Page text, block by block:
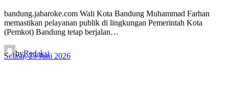
bandung.jabaroke.com Wali Kota Bandung Muhammad Farhan
memastikan pelayanan publik di lingkungan Pemerintah Kota
(Pemkot) Bandung tetap berjalan…
byRedaksi
Selasa, 23 Juni 2026